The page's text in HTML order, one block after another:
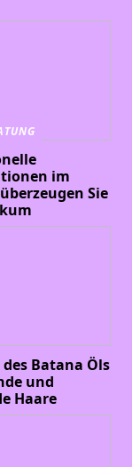
im
Sie
Batana Öls
und
Haare